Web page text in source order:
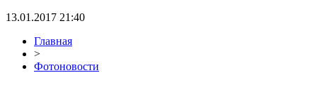
13.01.2017 21:40
Главная
>
Фотоновости